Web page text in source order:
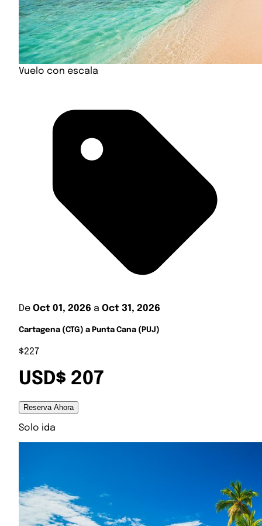
Vuelo con escala
De Oct 01, 2026 a Oct 31, 2026
Cartagena (CTG) a Punta Cana (PUJ)
$227
USD$ 207
Reserva Ahora
Solo ida